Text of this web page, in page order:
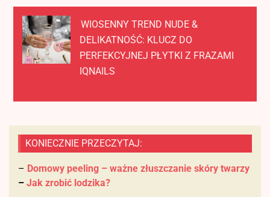
WIOSENNY TREND NUDE &
DELIKATNOŚĆ: KLUCZ DO
PERFEKCYJNEJ PŁYTKI Z FRAZAMI
IQNAILS
KONIECZNIE PRZECZYTAJ:
– Domowy peeling – ważne złuszczanie skóry twarzy
– Jak zrobić lodzika?